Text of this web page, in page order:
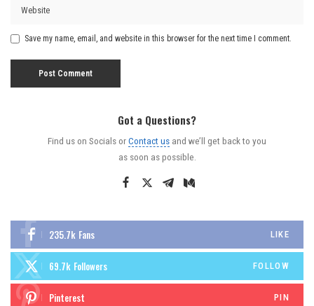
Save my name, email, and website in this browser for the next time I comment.
Got a Questions?
Find us on Socials orContact us and we’ll get back to you
as soon as possible.
235.7k Fans LIKE
69.7k Followers FOLLOW
Pinterest PIN